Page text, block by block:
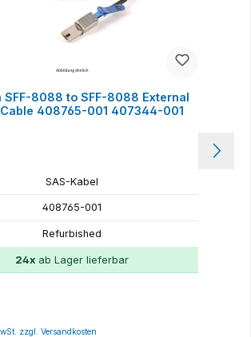
SFF-8088 to SFF-8088 External
Cable 408765-001 407344-001
SAS-Kabel
408765-001
Refurbished
24x ab Lager lieferbar
zzgl. Versandkosten